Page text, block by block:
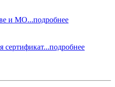
и МО...подробнее
сертификат...подробнее